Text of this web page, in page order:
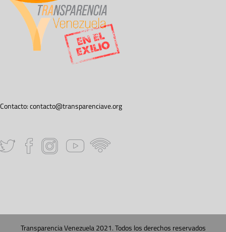
Contacto:contacto@transparenciave.org
Transparencia Venezuela 2021. Todos los derechos reservados